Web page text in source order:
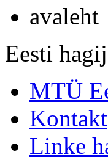
avaleht
Eesti
MTÜ
Kontakt
Linke